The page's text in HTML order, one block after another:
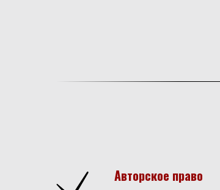
Авторское право